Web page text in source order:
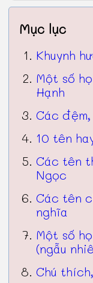
Mục lục
Khuynh
Một số
Hạnh
Các
10 tên
Các tên
Ngọc
Các tên
nghĩa
Một số
(ngẫu
Chú